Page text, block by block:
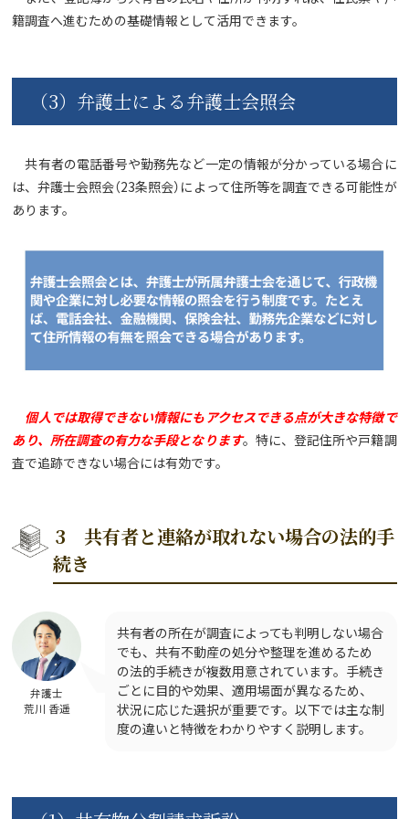
籍調査へ進むための基礎情報として活用できます。
（3）弁護士による弁護士会照会
共有者の電話番号や勤務先など一定の情報が分かっている場合に
は、弁護士会照会（23条照会）によって住所等を調査できる可能性が
あります。
個人では取得できない情報にもアクセスできる点が大きな特徴で
あり、所在調査の有力な手段となります。特に、登記住所や戸籍調
査で追跡できない場合には有効です。
3 共有者と連絡が取れない場合の法的手
続き
弁護士
荒川 香遥
共有者の所在が調査によっても判明しない場合
でも、共有不動産の処分や整理を進めるため
の法的手続きが複数用意されています。手続き
ごとに目的や効果、適用場面が異なるため、
状況に応じた選択が重要です。以下では主な制
度の違いと特徴をわかりやすく説明します。